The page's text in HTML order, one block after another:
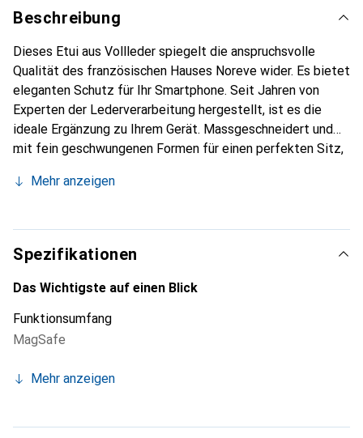
Beschreibung
Dieses Etui aus Vollleder spiegelt die anspruchsvolle
Qualität des französischen Hauses Noreve wider. Es bietet
eleganten Schutz für Ihr Smartphone. Seit Jahren von
Experten der Lederverarbeitung hergestellt, ist es die
ideale Ergänzung zu Ihrem Gerät. Massgeschneidert und
mit fein geschwungenen Formen für einen perfekten Sitz,
Ihr Smartphone. Die Marke Noreve ist international für ihre
für den anspruchsvollen Kunden.
Mehr anzeigen
Spezifikationen
Das Wichtigste auf einen Blick
Funktionsumfang
MagSafe
Mehr anzeigen